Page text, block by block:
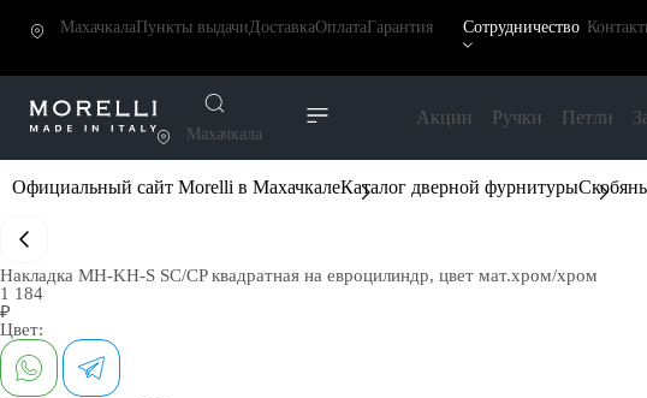
МахачкалаПункты выдачиДоставкаОплатаГарантия Сотрудничество
Махачкала
Акции Ручки Петли
Официальный сайт Morelli в МахачкалеКаталог дверной фурнитуры
Накладка MH-KH-S SC/CP квадратная на евроцилиндр, цвет мат.хром/хром
1 184
₽
Цвет: